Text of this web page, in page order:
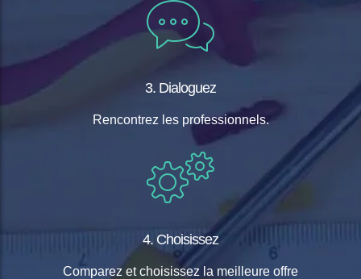
3. Dialoguez
Rencontrez les professionnels.
4. Choisissez
Comparez et choisissez la meilleure offre